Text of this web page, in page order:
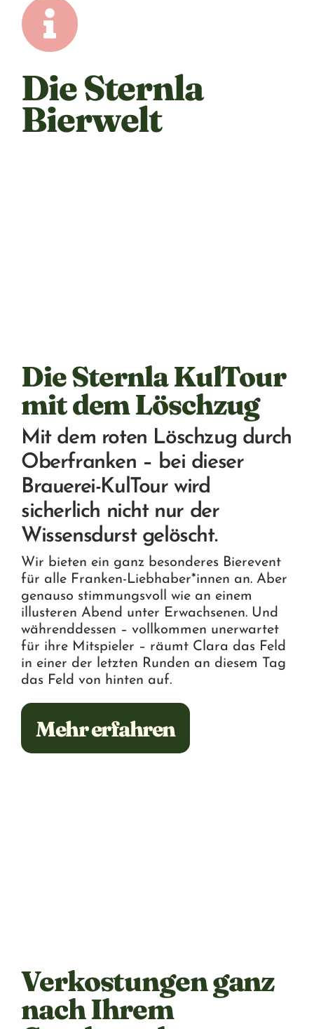
Die Sternla
Bierwelt
Die Sternla KulTour
mit dem Löschzug
Mit dem roten Löschzug durch
Oberfranken – bei dieser
Brauerei-KulTour wird
sicherlich nicht nur der
Wissensdurst gelöscht.
Wir bieten ein ganz besonderes Bierevent
für alle Franken-Liebhaber*innen an. Aber
genauso stimmungsvoll wie an einem
illusteren Abend unter Erwachsenen. Und
währenddessen – vollkommen unerwartet
für ihre Mitspieler – räumt Clara das Feld
in einer der letzten Runden an diesem Tag
das Feld von hinten auf.
Mehr erfahren
Verkostungen ganz
nach Ihrem